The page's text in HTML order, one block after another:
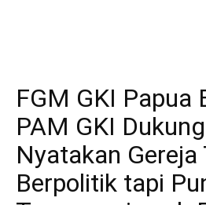
FGM GKI Papua
PAM GKI
Nyatakan Gereja
Berpolitik tapi